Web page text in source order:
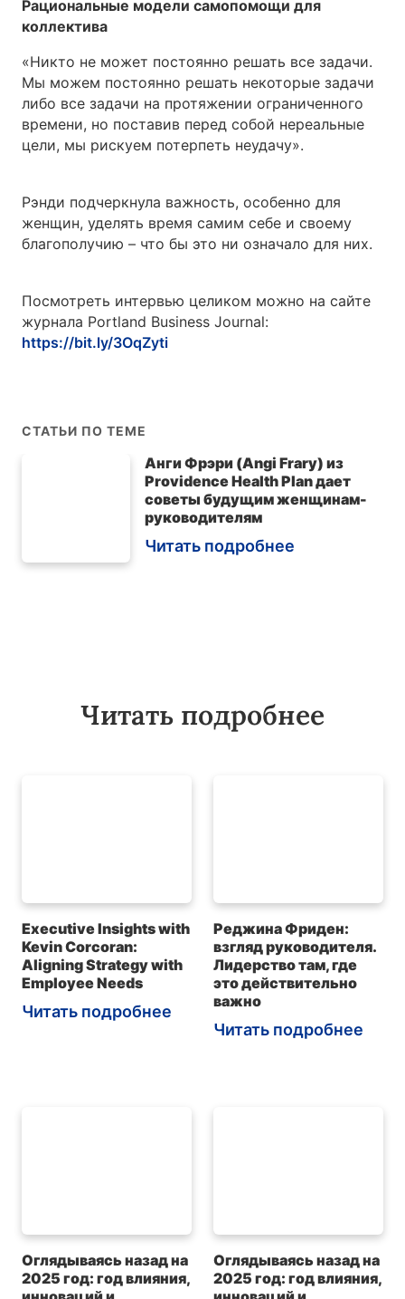
Рациональные модели самопомощи для
коллектива
«Никто не может постоянно решать все задачи.
Мы можем постоянно решать некоторые задачи
либо все задачи на протяжении ограниченного
времени, но поставив перед собой нереальные
цели, мы рискуем потерпеть неудачу».
Рэнди подчеркнула важность, особенно для
женщин, уделять время самим себе и своему
благополучию – что бы это ни означало для них.
Посмотреть интервью целиком можно на сайте
журнала Portland Business Journal:
https://bit.ly/3OqZyti
СТАТЬИ ПО ТЕМЕ
Анги Фрэри (Angi Frary) из
Providence Health Plan дает
советы будущим женщинам-
руководителям
Читать подробнее
Читать подробнее
Executive Insights with
Kevin Corcoran:
Aligning Strategy with
Employee Needs
Читать подробнее
Реджина Фриден:
взгляд руководителя.
Лидерство там, где
это действительно
важно
Читать подробнее
Оглядываясь назад на
2025 год: год влияния,
Оглядываясь назад на
2025 год: год влияния,